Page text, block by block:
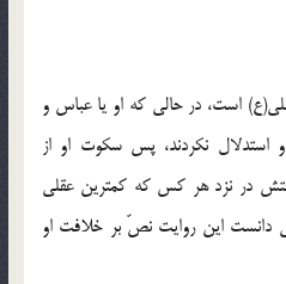
است، در حالى كه او يا عباس و
نكردند، پس سكوت او از
در نزد هر كس كه كمترين عقلى
دانست اين روايت نصّ بر خلافت او